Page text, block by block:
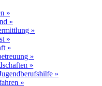
»
»
»
»
»
»
»
»
»